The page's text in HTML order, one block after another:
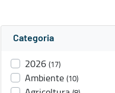
Categoria
2026 (17)
Ambiente (10)